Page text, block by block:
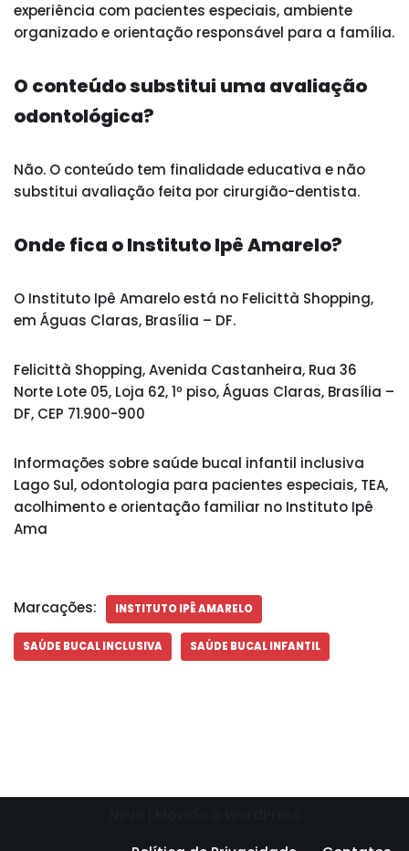
experiência com pacientes especiais, ambiente
organizado e orientação responsável para a família.
O conteúdo substitui uma avaliação
odontológica?
Não. O conteúdo tem finalidade educativa e não
substitui avaliação feita por cirurgião-dentista.
Onde fica o Instituto Ipê Amarelo?
O Instituto Ipê Amarelo está no Felicittà Shopping,
em Águas Claras, Brasília – DF.
Felicittà Shopping, Avenida Castanheira, Rua 36
Norte Lote 05, Loja 62, 1º piso, Águas Claras, Brasília –
DF, CEP 71.900-900
Informações sobre saúde bucal infantil inclusiva
Lago Sul, odontologia para pacientes especiais, TEA,
acolhimento e orientação familiar no Instituto Ipê
Ama
Marcações: INSTITUTO IPÊ AMARELO
SAÚDE BUCAL INCLUSIVA SAÚDE BUCAL INFANTIL